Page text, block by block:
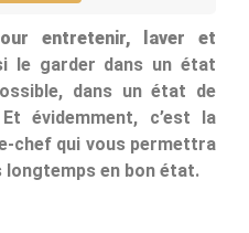
entretenir, laver et
le garder dans un état
dans un état de
évidemment, c’est la
chef qui vous permettra
longtemps en bon état.